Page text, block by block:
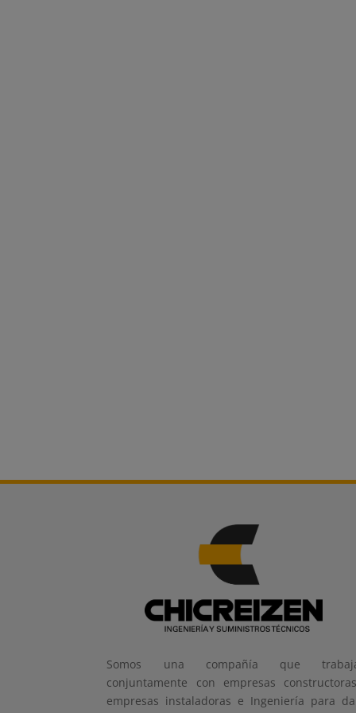
Somos una compañía que
conjuntamente con empresas
empresas instaladoras e Ingeniería para